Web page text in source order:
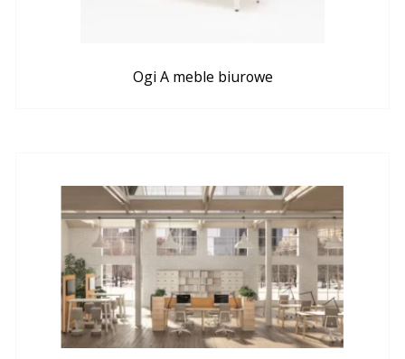
Ogi A meble biurowe